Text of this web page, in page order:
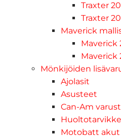
Traxter
Traxter
Maverick
Maverick
Maverick
Mönkijöiden
Ajolasit
Asusteet
Can-Am
Motobatt akut